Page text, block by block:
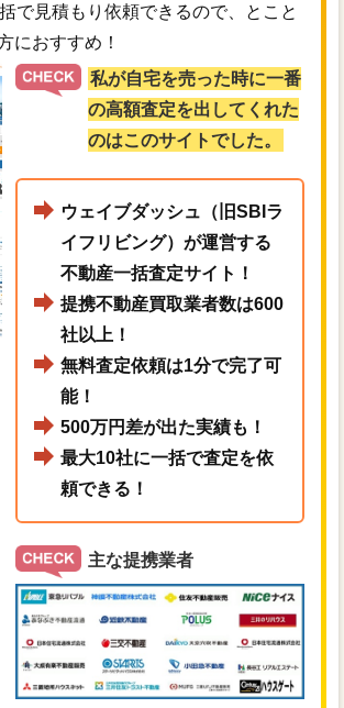
で見積もり依頼できるので、とこと
におすすめ！
私が自宅を売った時に一番
の高額査定を出してくれた
のはこのサイトでした。
ウェイブダッシュ（旧SBIラ
イフリビング）が運営する
不動産一括査定サイト！
提携不動産買取業者数は600
社以上！
無料査定依頼は1分で完了可
能！
500万円差が出た実績も！
最大10社に一括で査定を依
頼できる！
主な提携業者